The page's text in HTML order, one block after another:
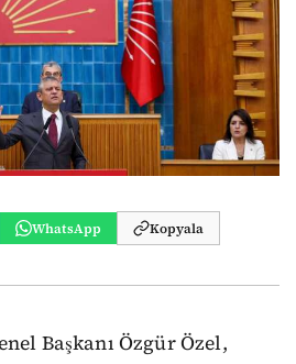
WhatsApp Kopyala
Başkanı Özgür Özel,